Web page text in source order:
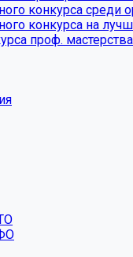
конкурса среди
конкурса на
проф.